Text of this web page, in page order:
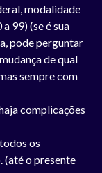
modalidade
99) (se é sua
pode perguntar
de qual
sempre com
complicações
os
(até o presente